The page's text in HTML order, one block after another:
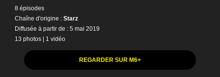
8 épisodes
Chaîne d'origine : Starz
Diffusée à partir de : 5 mai 2019
13 photos | 1 vidéo
REGARDER SUR M6+